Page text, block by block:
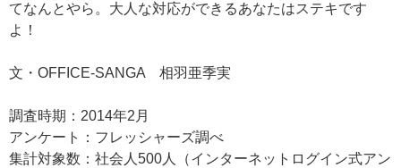
てなんとやら。大人な対応ができるあなたはステキです
よ！
文・OFFICE-SANGA 相羽亜季実
調査時期：2014年2月
アンケート：フレッシャーズ調べ
集計対象数：社会人500人（インターネットログイン式アン